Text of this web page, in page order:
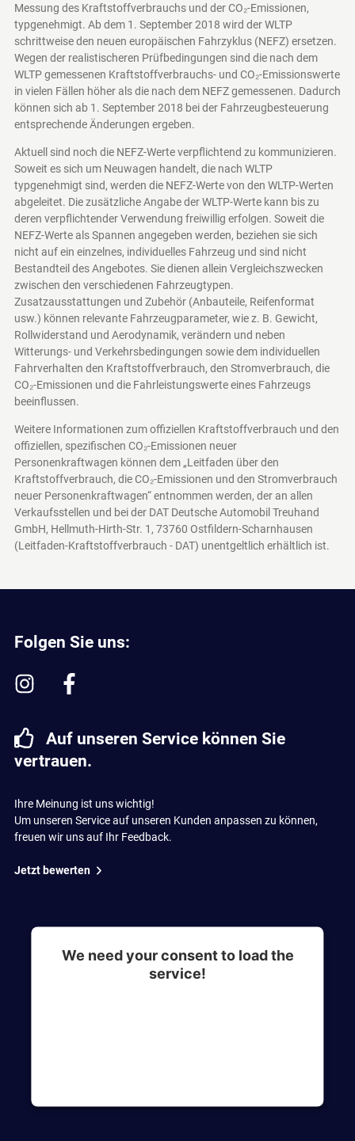
Messung des Kraftstoffverbrauchs und der CO₂-Emissionen,
typgenehmigt. Ab dem 1. September 2018 wird der WLTP
schrittweise den neuen europäischen Fahrzyklus (NEFZ) ersetzen.
Wegen der realistischeren Prüfbedingungen sind die nach dem
WLTP gemessenen Kraftstoffverbrauchs- und CO₂-Emissionswerte
in vielen Fällen höher als die nach dem NEFZ gemessenen. Dadurch
können sich ab 1. September 2018 bei der Fahrzeugbesteuerung
entsprechende Änderungen ergeben.
Aktuell sind noch die NEFZ-Werte verpflichtend zu kommunizieren.
Soweit es sich um Neuwagen handelt, die nach WLTP
typgenehmigt sind, werden die NEFZ-Werte von den WLTP-Werten
abgeleitet. Die zusätzliche Angabe der WLTP-Werte kann bis zu
deren verpflichtender Verwendung freiwillig erfolgen. Soweit die
NEFZ-Werte als Spannen angegeben werden, beziehen sie sich
nicht auf ein einzelnes, individuelles Fahrzeug und sind nicht
Bestandteil des Angebotes. Sie dienen allein Vergleichszwecken
zwischen den verschiedenen Fahrzeugtypen.
Zusatzausstattungen und Zubehör (Anbauteile, Reifenformat
usw.) können relevante Fahrzeugparameter, wie z. B. Gewicht,
Rollwiderstand und Aerodynamik, verändern und neben
Witterungs- und Verkehrsbedingungen sowie dem individuellen
Fahrverhalten den Kraftstoffverbrauch, den Stromverbrauch, die
CO₂-Emissionen und die Fahrleistungswerte eines Fahrzeugs
beeinflussen.
Weitere Informationen zum offiziellen Kraftstoffverbrauch und den
offiziellen, spezifischen CO₂-Emissionen neuer
Personenkraftwagen können dem „Leitfaden über den
Kraftstoffverbrauch, die CO₂-Emissionen und den Stromverbrauch
neuer Personenkraftwagen“ entnommen werden, der an allen
Verkaufsstellen und bei der DAT Deutsche Automobil Treuhand
GmbH, Hellmuth-Hirth-Str. 1, 73760 Ostfildern-Scharnhausen
(Leitfaden-Kraftstoffverbrauch - DAT) unentgeltlich erhältlich ist.
Folgen Sie uns:
Auf unseren Service können Sie
vertrauen.
Ihre Meinung ist uns wichtig!
Um unseren Service auf unseren Kunden anpassen zu können,
freuen wir uns auf Ihr Feedback.
Jetzt bewerten
We need your consent to load the
service!